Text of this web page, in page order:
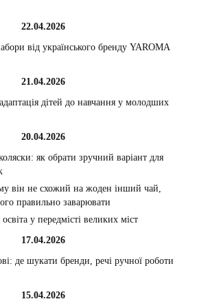
22.04.2026
від українського бренду YAROMA
21.04.2026
дітей до навчання у молодших
20.04.2026
як обрати зручний варіант для
він не схожий на жоден інший чай,
правильно заварювати
у передмісті великих міст
17.04.2026
де шукати бренди, речі ручної роботи
15.04.2026